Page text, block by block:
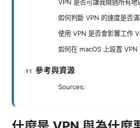
VPN 是否可讓我繞過所有地
如何判斷 VPN 的速度是否滿
使用 VPN 是否會影響工作
如何在 macOS 上設置 VPN
參考與資源
Sources: